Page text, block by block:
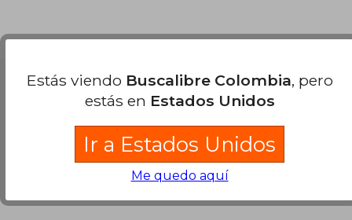
45% $ 233.000
Nuestras Formas de Pago
Estás viendo Buscalibre Colombia, pero
estás en Estados Unidos
Ir a Estados Unidos
Me quedo aquí